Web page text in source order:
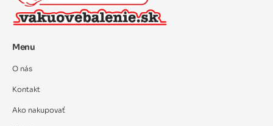
Menu
O nás
Kontakt
Ako nakupovať